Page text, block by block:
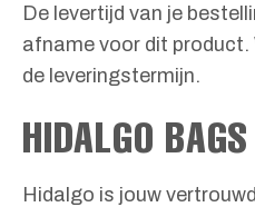
De levertijd van je
afname voor dit product.
de leveringstermijn.
HIDALGO
Hidalgo is jouw